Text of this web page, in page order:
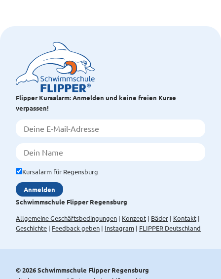
Flipper Kursalarm: Anmelden und keine freien Kurse
verpassen!
Kursalarm für Regensburg
Schwimmschule Flipper Regensburg
Allgemeine Geschäftsbedingungen
Konzept Bäder
Kontakt
Geschichte
Feedback geben Instagram FLIPPER Deutschland
© 2026 Schwimmschule Flipper Regensburg